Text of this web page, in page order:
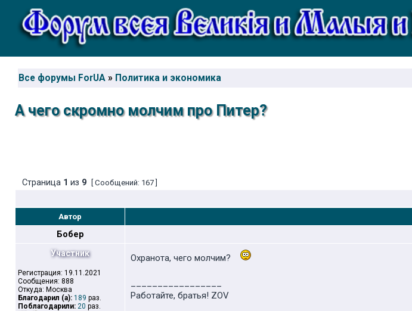
Все форумы ForUA » Политика и экономика
А чего скромно молчим про Питер?
Страница 1 из 9 [ Сообщений: 167 ]
Автор
Бобер
Участник
Регистрация: 19.11.2021
Сообщения: 888
Откуда: Москва
Благодарил (а): 189 раз.
Поблагодарили: 20 раз.
Охранота, чего молчим?
Работайте, братья! ZOV